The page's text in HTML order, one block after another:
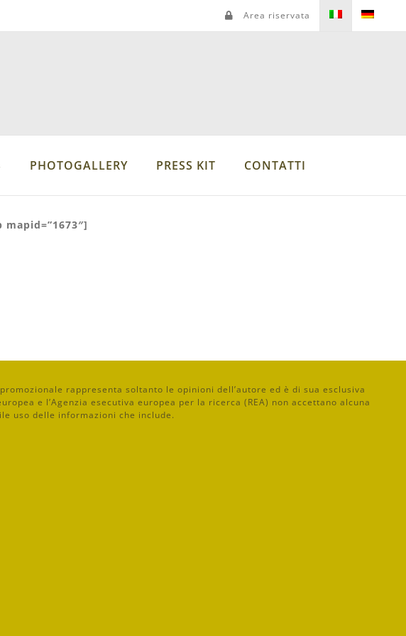
Area riservata
PHOTOGALLERY PRESS KIT CONTATTI
mapid=”1673″]
rappresenta soltanto le opinioni dell’autore ed è di sua esclusiva
e l’Agenzia esecutiva europea per la ricerca (REA) non accettano alcuna
uso delle informazioni che include.